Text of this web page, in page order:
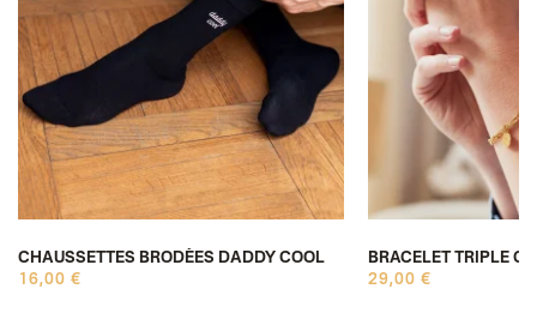
CHAUSSETTES BRODÉES DADDY COOL
16,00 €
BRACELET TRIPLE
29,00 €